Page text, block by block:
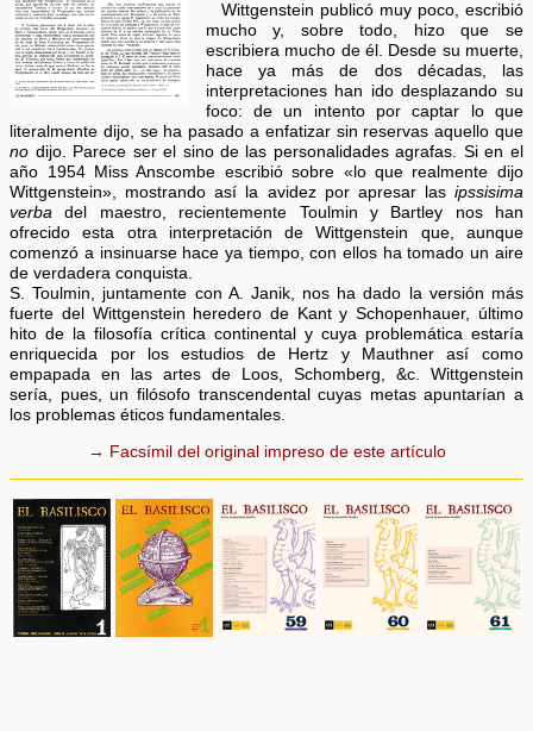
Wittgenstein publicó muy poco, escribió
mucho y, sobre todo, hizo que se
escribiera mucho de él. Desde su muerte,
hace ya más de dos décadas, las
interpretaciones han ido desplazando su
foco: de un intento por captar lo que
literalmente dijo, se ha pasado a enfatizar sin reservas aquello que
no dijo. Parece ser el sino de las personalidades agrafas. Si en el
año 1954 Miss Anscombe escribió sobre «lo que realmente dijo
Wittgenstein», mostrando así la avidez por apresar las ipssisima
verba del maestro, recientemente Toulmin y Bartley nos han
ofrecido esta otra interpretación de Wittgenstein que, aunque
comenzó a insinuarse hace ya tiempo, con ellos ha tomado un aire
de verdadera conquista.
S. Toulmin, juntamente con A. Janik, nos ha dado la versión más
fuerte del Wittgenstein heredero de Kant y Schopenhauer, último
hito de la filosofía crítica continental y cuya problemática estaría
enriquecida por los estudios de Hertz y Mauthner así como
empapada en las artes de Loos, Schomberg, &c. Wittgenstein
sería, pues, un filósofo transcendental cuyas metas apuntarían a
los problemas éticos fundamentales.
→ Facsímil del original impreso de este artículo